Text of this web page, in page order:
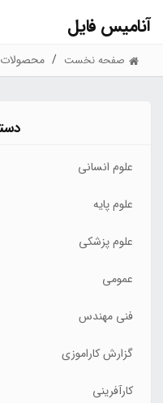
آنامیس فایل
صفحه نخست محصولات
علوم انسانی
علوم پایه
علوم پزشکی
عمومی
فنی مهندس
گزارش کاراموزی
کارآفرینی